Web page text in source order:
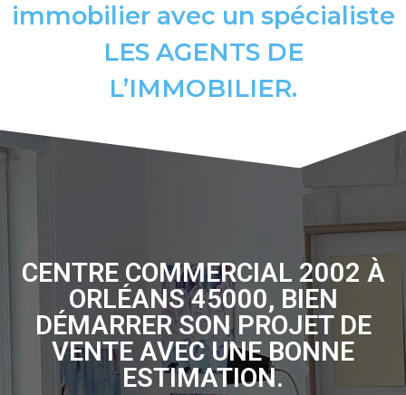
immobilier avec un spécialiste
LES AGENTS DE
L’IMMOBILIER.
CENTRE COMMERCIAL 2002 À
ORLÉANS 45000, BIEN
DÉMARRER SON PROJET DE
VENTE AVEC UNE BONNE
ESTIMATION.